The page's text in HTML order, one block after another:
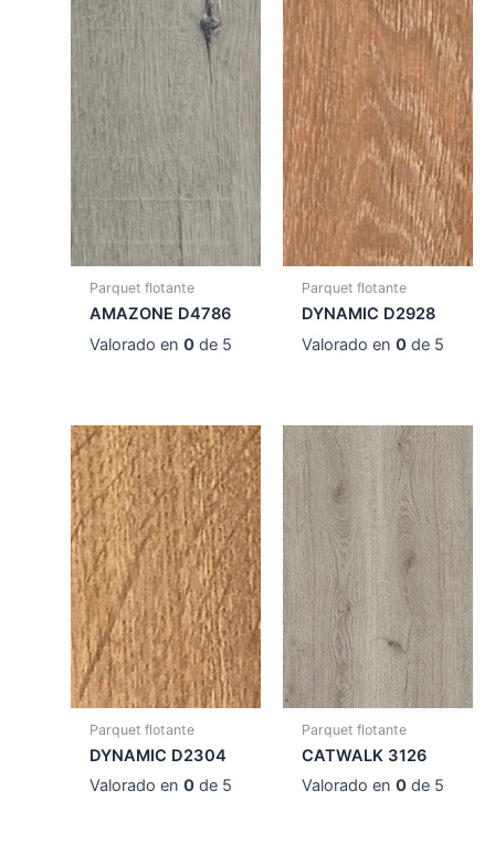
Parquet flotante
AMAZONE D4786
Valorado en0 de 5
Parquet flotante
DYNAMIC D2928
Valorado en0 de 5
Parquet flotante
DYNAMIC D2304
Valorado en0 de 5
Parquet flotante
CATWALK 3126
Valorado en0 de 5